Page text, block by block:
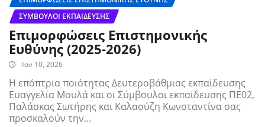
ΣΎΜΒΟΥΛΟΙ ΕΚΠΑΊΔΕΥΣΗΣ
Επιμορφώσεις Επιστημονικής
Ευθύνης (2025-2026)
Ιαν 10, 2026
Η επόπτρια ποιότητας Δευτεροβάθμιας εκπαίδευσης
Ευαγγελία Μουλά και οι Σύμβουλοι εκπαίδευσης ΠΕ02,
Παλάσκας Σωτήρης και Καλαούζη Κωνσταντίνα σας
προσκαλούν την…